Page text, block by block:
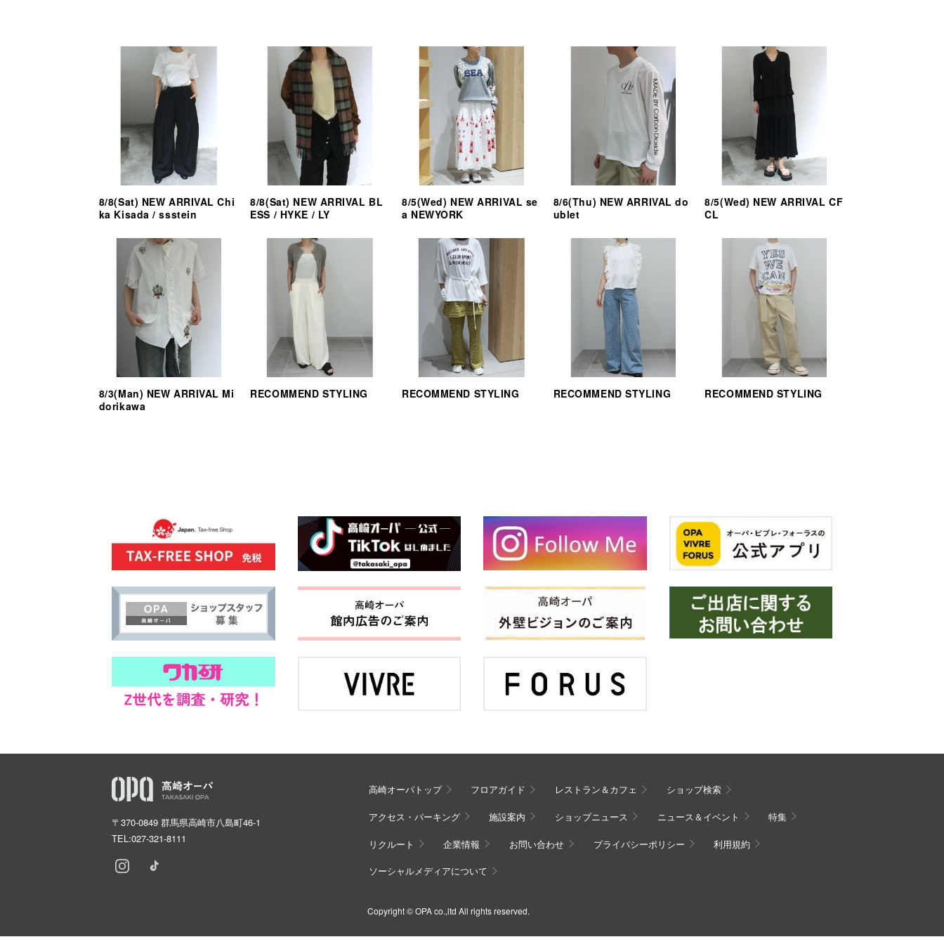
8/8(Sat) NEW ARRIVAL Chi
ka Kisada / ssstein
8/8(Sat) NEW ARRIVAL BL
ESS / HYKE / LY
8/5(Wed) NEW ARRIVAL se
a NEWYORK
8/6(Thu) NEW ARRIVAL do
ublet
8/5(Wed) NEW ARRIVAL CF
CL
8/3(Man) NEW ARRIVAL Mi
dorikawa
RECOMMEND STYLING RECOMMEND STYLING RECOMMEND STYLING RECOMMEND STYLING
〒370-0849 群馬県高崎市八島町46-1
TEL:027-321-8111
高崎オーパトップ フロアガイド レストラン＆カフェ ショップ検索
アクセス・パーキング 施設案内 ショップニュース ニュース＆イベント 特集
リクルート 企業情報 お問い合わせ プライバシーポリシー 利用規約
ソーシャルメディアについて
Copyright © OPA co.,ltd All rights reserved.